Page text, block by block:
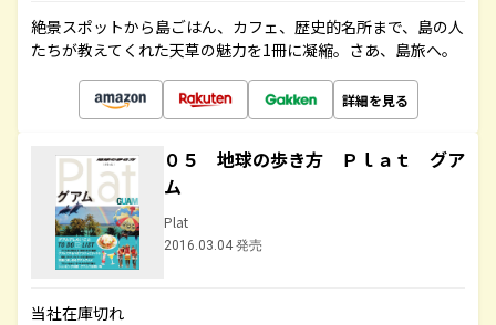
絶景スポットから島ごはん、カフェ、歴史的名所まで、島の人
たちが教えてくれた天草の魅力を1冊に凝縮。さあ、島旅へ。
詳細を見る
０５ 地球の歩き方 Ｐｌａｔ グア
ム
Plat
2016.03.04 発売
当社在庫切れ